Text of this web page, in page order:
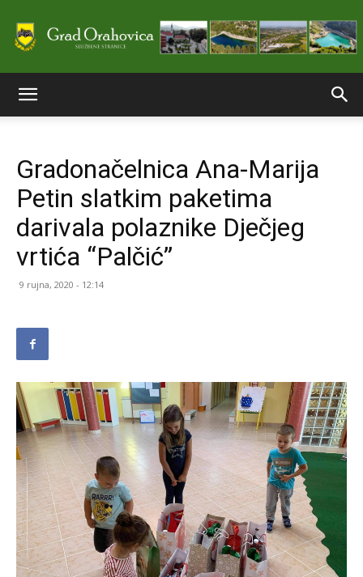
stranice
Grada
Gradonačelnica Ana-Marija
Petin slatkim paketima
darivala polaznike Dječjeg
vrtića “Palčić”
9 rujna, 2020 - 12:14